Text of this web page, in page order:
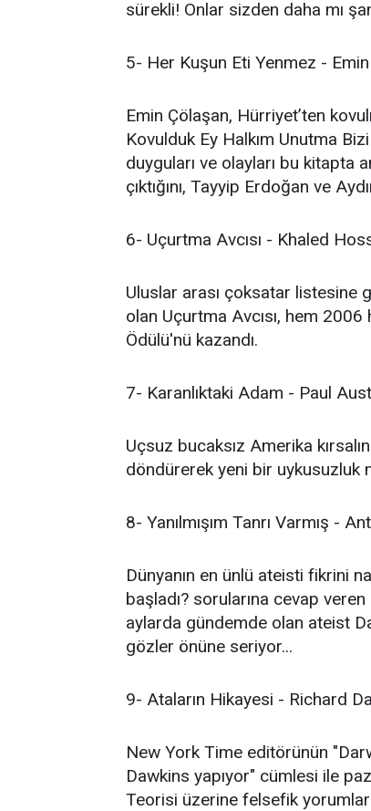
sürekli! Onlar sizden daha mı
5- Her Kuşun Eti Yenmez -
Emin Çölaşan, Hürriyet’ten
Kovulduk Ey Halkım Unutma
duyguları ve olayları bu kitapta
çıktığını, Tayyip Erdoğan ve
6- Uçurtma Avcısı - Khaled
Uluslar arası çoksatar listesine
olan Uçurtma Avcısı, hem
Ödülü'nü kazandı.
7- Karanlıktaki Adam - Paul
Uçsuz bucaksız Amerika
döndürerek yeni bir uykusuzluk
8- Yanılmışım Tanrı Varmış -
Dünyanın en ünlü ateisti fikrini
başladı? sorularına cevap
aylarda gündemde olan ateist
gözler önüne seriyor...
9- Ataların Hikayesi - Richard
New York Time editörünün
Dawkins yapıyor" cümlesi ile
Teorisi üzerine felsefik